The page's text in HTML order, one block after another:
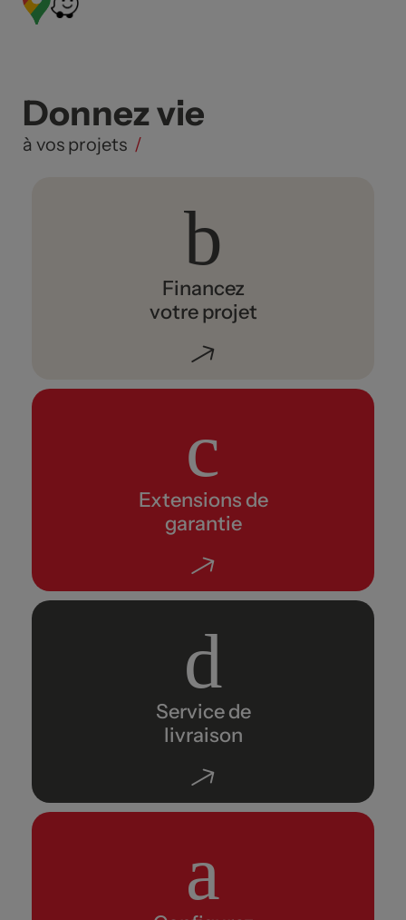
Donnez vie
à vos projets /
Financez
votre projet
Extensions de
garantie
Service de
livraison